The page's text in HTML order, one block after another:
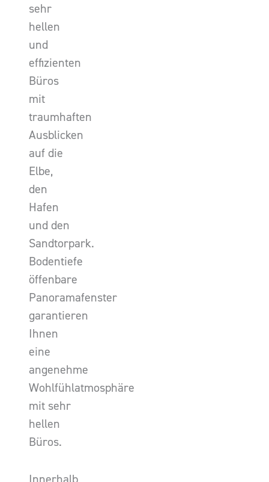
sehr
hellen
und
effizienten
Büros
mit
traumhaften
Ausblicken
auf die
Elbe,
den
Hafen
und den
Sandtorpark.
Bodentiefe
öffenbare
Panoramafenster
garantieren
Ihnen
eine
angenehme
Wohlfühlatmosphäre
mit sehr
hellen
Büros.